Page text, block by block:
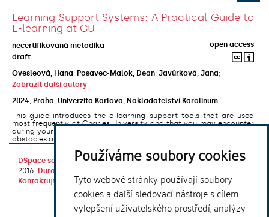
Používáme soubory cookies
Tyto webové stránky používají soubory
cookies a další sledovací nástroje s cílem
vylepšení uživatelského prostředí, analýzy
Learning Support Systems: A Practical Guide to
E-learning at CU
necertifikovaná metodika
open access
draft
Ovesleová, Hana; Posavec-Malok, Dean; Javůrková, Jana;
Zobrazit další autory
2024
Praha Univerzita Karlova, Nakladatelství Karolinum
This guide introduces the e-learning support tools that are used
most frequently at Charles University and that you may encounter
during your studies. It will also help you to avoid the most common
obstacles associated ...
DSpace software
copyright © 2002-
2016
DuraSpace
Kontaktujte nás
|Vyjádření názoru
Theme by